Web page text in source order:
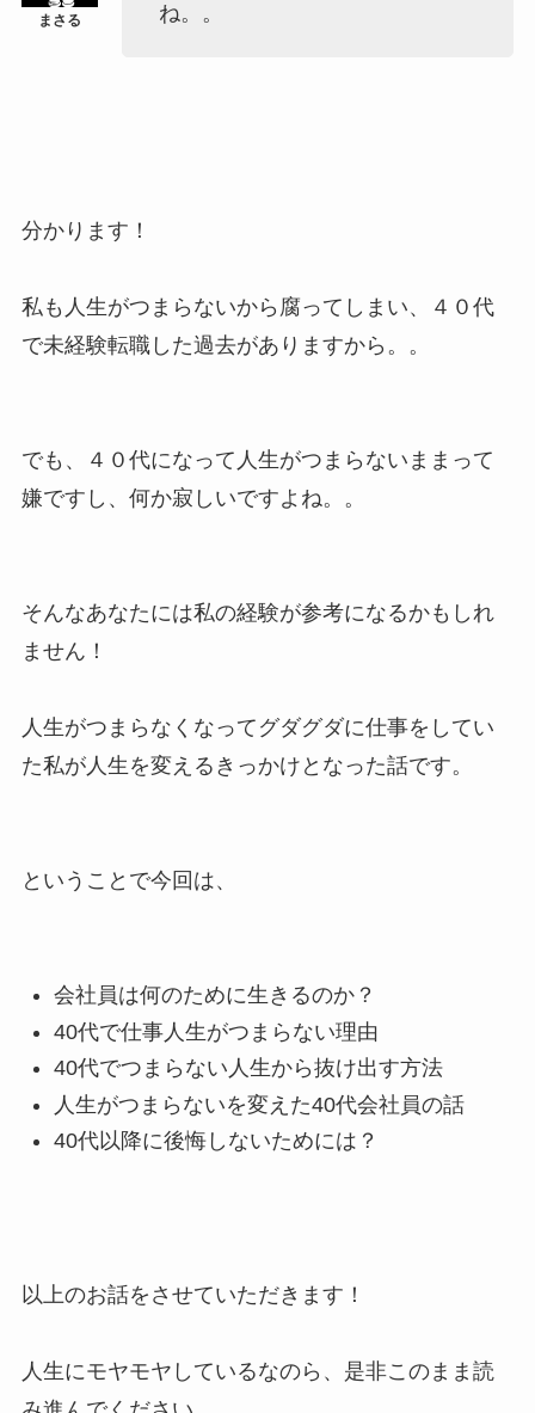
ね。。
分かります！
私も人生がつまらないから腐ってしまい、４０代
で未経験転職した過去がありますから。。
でも、４０代になって人生がつまらないままって
嫌ですし、何か寂しいですよね。。
そんなあなたには私の経験が参考になるかもしれ
ません！
人生がつまらなくなってグダグダに仕事をしてい
た私が人生を変えるきっかけとなった話です。
ということで今回は、
会社員は何のために生きるのか？
40代で仕事人生がつまらない理由
40代でつまらない人生から抜け出す方法
人生がつまらないを変えた40代会社員の話
40代以降に後悔しないためには？
以上のお話をさせていただきます！
人生にモヤモヤしているなのら、是非このまま読